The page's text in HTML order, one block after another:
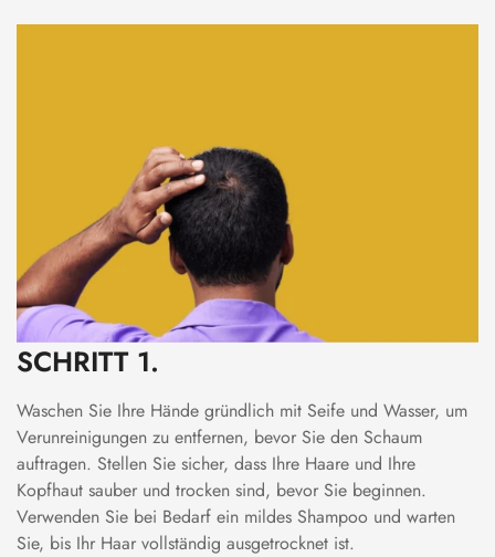
SCHRITT 1.
Waschen Sie Ihre Hände gründlich mit Seife und Wasser, um
Verunreinigungen zu entfernen, bevor Sie den Schaum
auftragen. Stellen Sie sicher, dass Ihre Haare und Ihre
Kopfhaut sauber und trocken sind, bevor Sie beginnen.
Verwenden Sie bei Bedarf ein mildes Shampoo und warten
Sie, bis Ihr Haar vollständig ausgetrocknet ist.